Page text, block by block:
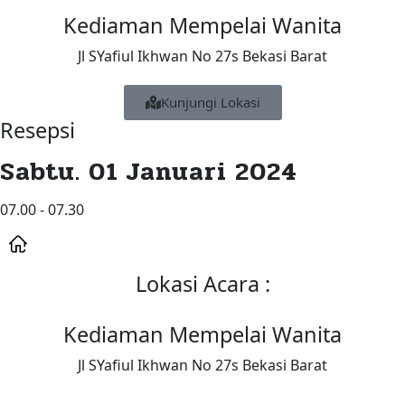
Kediaman Mempelai Wanita
Jl SYafiul Ikhwan No 27s Bekasi Barat
Kunjungi Lokasi
Resepsi
Sabtu. 01 Januari 2024
07.00 - 07.30
Lokasi Acara :
Kediaman Mempelai Wanita
Jl SYafiul Ikhwan No 27s Bekasi Barat